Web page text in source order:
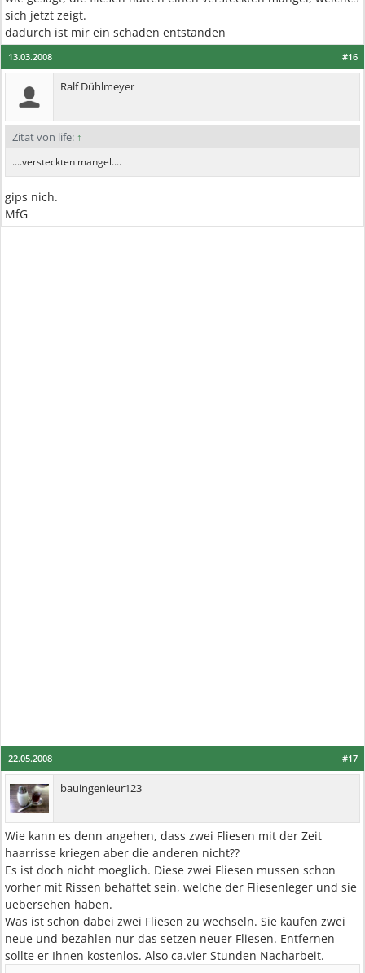
sich jetzt zeigt.
dadurch ist mir ein schaden entstanden
#16
13.03.2008
Ralf Dühlmeyer
Zitat von life: ↑
....versteckten mangel....
gips nich.
MfG
#17
22.05.2008
bauingenieur123
Wie kann es denn angehen, dass zwei Fliesen mit der Zeit
haarrisse kriegen aber die anderen nicht??
Es ist doch nicht moeglich. Diese zwei Fliesen mussen schon
vorher mit Rissen behaftet sein, welche der Fliesenleger und sie
uebersehen haben.
Was ist schon dabei zwei Fliesen zu wechseln. Sie kaufen zwei
neue und bezahlen nur das setzen neuer Fliesen. Entfernen
sollte er Ihnen kostenlos. Also ca.vier Stunden Nacharbeit.